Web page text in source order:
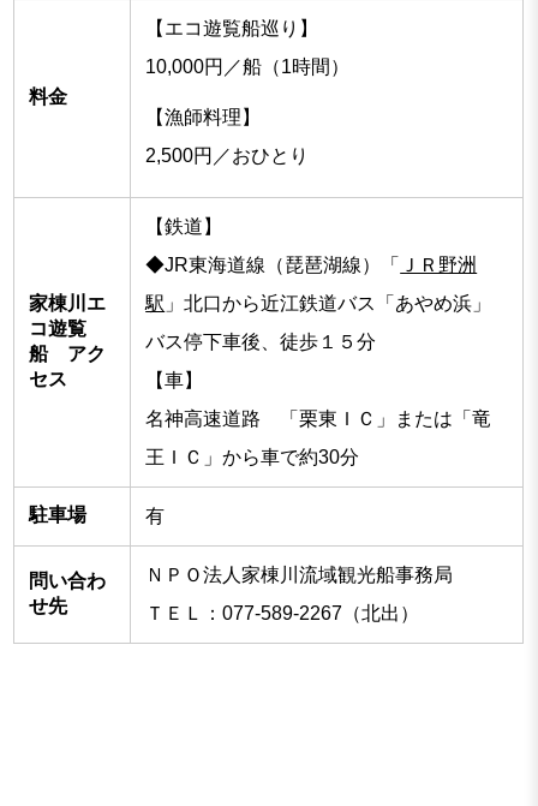
料金
【エコ遊覧船巡り】
10,000円／船（1時間）
【漁師料理】
2,500円／おひとり
家棟川エ
コ遊覧
船 アク
セス
【鉄道】
◆JR東海道線（琵琶湖線）「
ＪＲ野洲
駅 」北口から近江鉄道バス「あやめ浜」
バス停下車後、徒歩１５分
【車】
名神高速道路 「栗東ＩＣ」または「竜
王ＩＣ」から車で約30分
駐車場 有
問い合わ
せ先
ＮＰＯ法人家棟川流域観光船事務局
ＴＥＬ：077-589-2267（北出）